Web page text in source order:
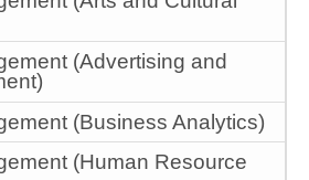
(Advertising and
(Business Analytics)
(Human Resource